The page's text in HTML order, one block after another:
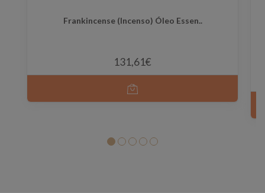
Frankincense (Incenso) Óleo Essen..
131,61€